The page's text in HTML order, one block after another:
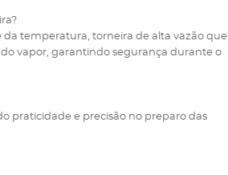
da temperatura, torneira de alta vazão que
do vapor, garantindo segurança durante o
praticidade e precisão no preparo das